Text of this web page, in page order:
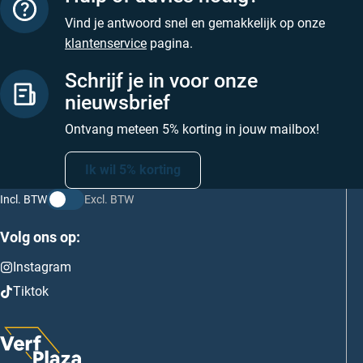
Vind je antwoord snel en gemakkelijk op onze
klantenservice pagina.
Schrijf je in voor onze
nieuwsbrief
Ontvang meteen 5% korting in jouw mailbox!
Ik wil 5% korting
Incl. BTW Excl. BTW
Volg ons op:
Instagram
Tiktok